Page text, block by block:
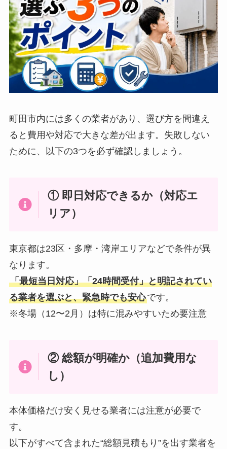
町田市内には多くの業者があり、選び方を間違え
ると費用や対応で大きな差が出ます。失敗しない
ために、以下の3つを必ず確認しましょう。
① 即日対応できるか（対応エ
リア）
東京都は23区・多摩・湾岸エリアなどで条件が異
なります。
「最短当日対応」「24時間受付」と明記されてい
る業者を選ぶと、緊急時でも安心です。
※冬場（12〜2月）は特に混みやすいため要注意
② 総額が明確か（追加費用な
し）
本体価格だけ安く見せる業者には注意が必要で
す。
以下がすべて含まれた“総額見積もり”を出す業者を